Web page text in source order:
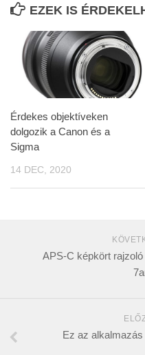
EZEK IS
Érdekes objektíveken
dolgozik a Canon és a
Sigma
14 DEC, 2020
APS-C képkört
Ez az